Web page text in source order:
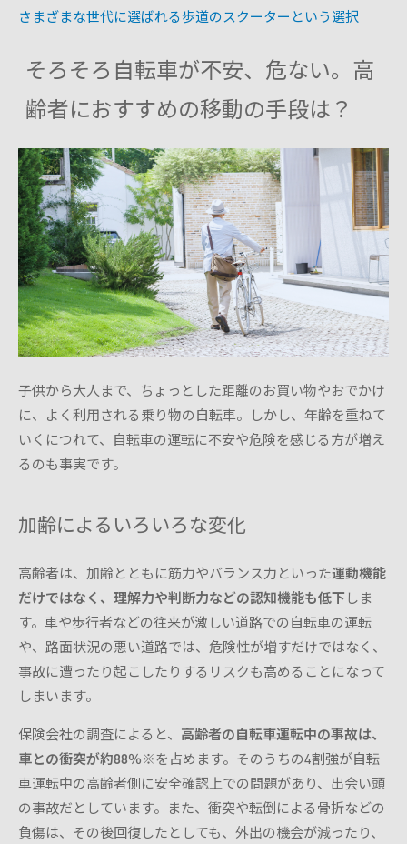
さまざまな世代に選ばれる歩道のスクーターという選択
そろそろ自転車が不安、危ない。高
齢者におすすめの移動の手段は？
子供から大人まで、ちょっとした距離のお買い物やおでかけ
に、よく利用される乗り物の自転車。しかし、年齢を重ねて
いくにつれて、自転車の運転に不安や危険を感じる方が増え
るのも事実です。
加齢によるいろいろな変化
高齢者は、加齢とともに筋力やバランス力といった運動機能
だけではなく、理解力や判断力などの認知機能も低下 しま
す。車や歩行者などの往来が激しい道路での自転車の運転
や、路面状況の悪い道路では、危険性が増すだけではなく、
事故に遭ったり起こしたりするリスクも高めることになって
しまいます。
保険会社の調査によると、 高齢者の自転車運転中の事故は、
車との衝突が約88％※を占めます。そのうちの4割強が自転
車運転中の高齢者側に安全確認上での問題があり、出会い頭
の事故だとしています。また、衝突や転倒による骨折などの
負傷は、その後回復したとしても、外出の機会が減ったり、